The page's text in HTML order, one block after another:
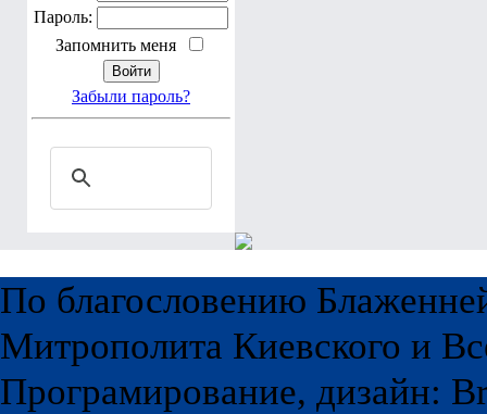
Пароль:
Запомнить меня
Забыли пароль?
По благословению
Митрополита Киевского и
Програмирование, дизайн: